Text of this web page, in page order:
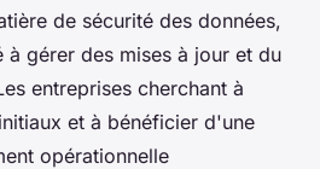
de sécurité des données,
à gérer des mises à jour et du
entreprises cherchant à
et à bénéficier d'une
opérationnelle